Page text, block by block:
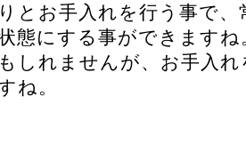
とお手入れを行う事で
態にする事ができますね
しれませんが、お手入
ね。